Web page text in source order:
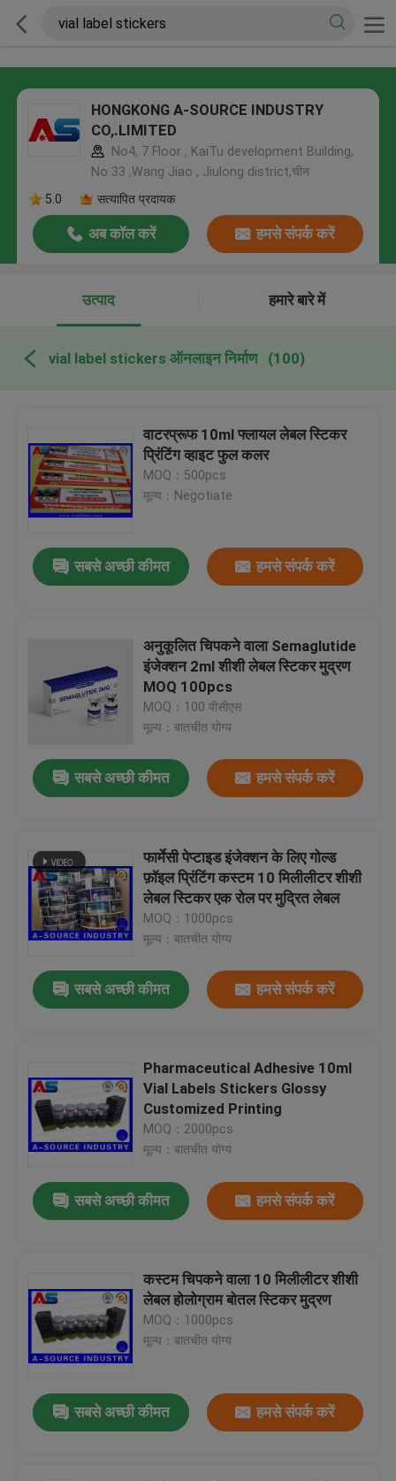
HONGKONG A-SOURCE INDUSTRY
CO,.LIMITED
No4, 7 Floor , KaiTu development Building,
No 33 ,Wang Jiao , Jiulong district,चीन
5.0
सत्यापित प्रदायक
अब कॉल करें हमसे संपर्क करें
उत्पाद हमारे बारे में
vial label stickers ऑनलाइन निर्माण (100)
वाटरप्रूफ 10ml फ्लायल लेबल स्टिकर
प्रिंटिंग व्हाइट फुल कलर
MOQ：500pcs
मूल्य：Negotiate
सबसे अच्छी कीमत हमसे संपर्क करें
अनुकूलित चिपकने वाला Semaglutide
इंजेक्शन 2ml शीशी लेबल स्टिकर मुद्रण
MOQ 100pcs
MOQ：100 पीसीएस
मूल्य：बातचीत योग्य
सबसे अच्छी कीमत हमसे संपर्क करें
फार्मेसी पेप्टाइड इंजेक्शन के लिए गोल्ड
फ़ॉइल प्रिंटिंग कस्टम 10 मिलीलीटर शीशी
लेबल स्टिकर एक रोल पर मुद्रित लेबल
MOQ：1000pcs
मूल्य：बातचीत योग्य
सबसे अच्छी कीमत हमसे संपर्क करें
Pharmaceutical Adhesive 10ml
Vial Labels Stickers Glossy
Customized Printing
MOQ：2000pcs
मूल्य：बातचीत योग्य
सबसे अच्छी कीमत हमसे संपर्क करें
कस्टम चिपकने वाला 10 मिलीलीटर शीशी
लेबल होलोग्राम बोतल स्टिकर मुद्रण
MOQ：1000pcs
मूल्य：बातचीत योग्य
सबसे अच्छी कीमत हमसे संपर्क करें